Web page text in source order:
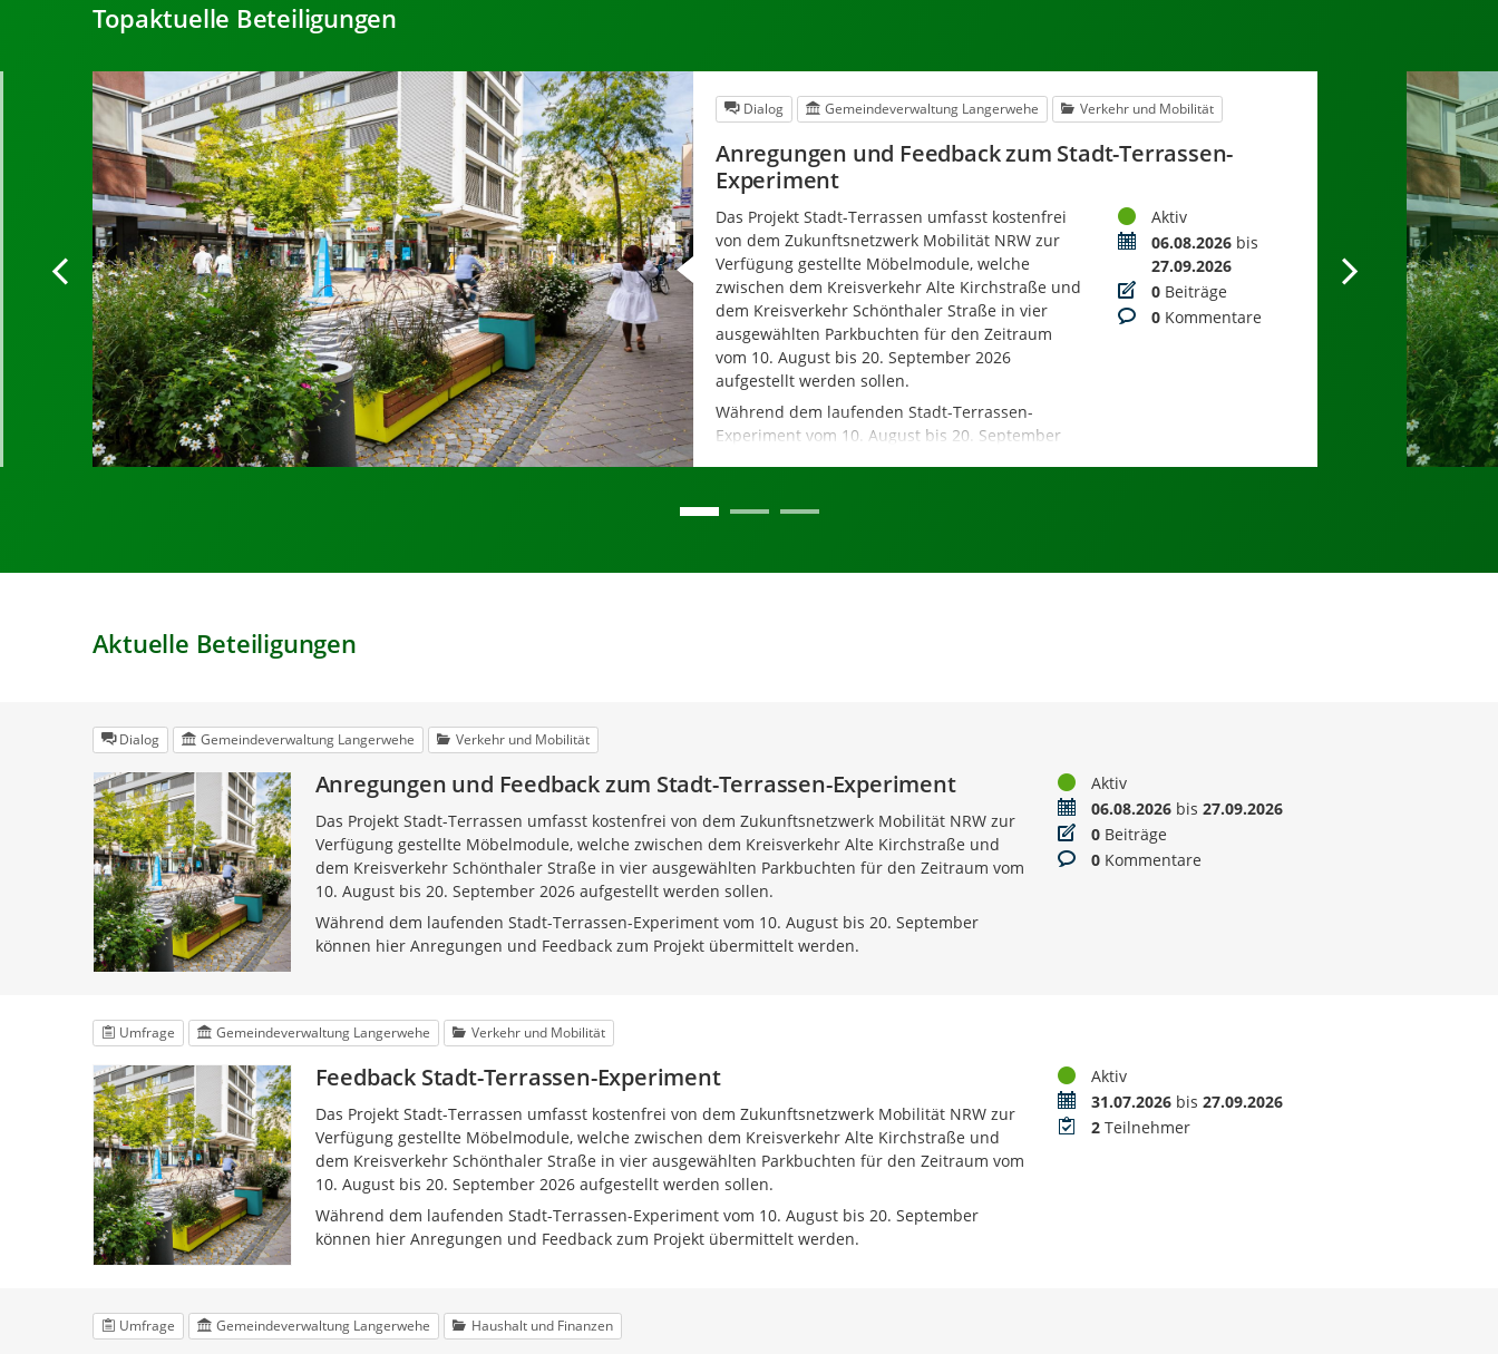
Topaktuelle Beteiligungen
Dialog Gemeindeverwaltung Langerwehe Verkehr und Mobilität
Anregungen und Feedback zum Stadt-Terrassen-
Experiment
Das Projekt Stadt-Terrassen umfasst kostenfrei
von dem Zukunftsnetzwerk Mobilität NRW zur
Verfügung gestellte Möbelmodule, welche
zwischen dem Kreisverkehr Alte Kirchstraße und
dem Kreisverkehr Schönthaler Straße in vier
ausgewählten Parkbuchten für den Zeitraum
vom 10. August bis 20. September 2026
aufgestellt werden sollen.
Während dem laufenden Stadt-Terrassen-
Experiment vom 10. August bis 20. September
StatusAktiv
Zeitraum06.08.2026bis
27.09.2026
Beiträge
0Beiträge
Kommentare
0Kommentare
Aktuelle Beteiligungen
Dialog Gemeindeverwaltung Langerwehe Verkehr und Mobilität
Anregungen und Feedback zum Stadt-Terrassen-Experiment
Das Projekt Stadt-Terrassen umfasst kostenfrei von dem Zukunftsnetzwerk Mobilität NRW zur
Verfügung gestellte Möbelmodule, welche zwischen dem Kreisverkehr Alte Kirchstraße und
dem Kreisverkehr Schönthaler Straße in vier ausgewählten Parkbuchten für den Zeitraum vom
10. August bis 20. September 2026 aufgestellt werden sollen.
Während dem laufenden Stadt-Terrassen-Experiment vom 10. August bis 20. September
können hier Anregungen und Feedback zum Projekt übermittelt werden.
StatusAktiv
Zeitraum06.08.2026 bis27.09.2026
Beiträge
0 Beiträge
Kommentare
0 Kommentare
Umfrage Gemeindeverwaltung Langerwehe Verkehr und Mobilität
Feedback Stadt-Terrassen-Experiment
Das Projekt Stadt-Terrassen umfasst kostenfrei von dem Zukunftsnetzwerk Mobilität NRW zur
Verfügung gestellte Möbelmodule, welche zwischen dem Kreisverkehr Alte Kirchstraße und
dem Kreisverkehr Schönthaler Straße in vier ausgewählten Parkbuchten für den Zeitraum vom
10. August bis 20. September 2026 aufgestellt werden sollen.
Während dem laufenden Stadt-Terrassen-Experiment vom 10. August bis 20. September
können hier Anregungen und Feedback zum Projekt übermittelt werden.
StatusAktiv
Zeitraum31.07.2026 bis27.09.2026
Teilnehmer
2 Teilnehmer
Umfrage Gemeindeverwaltung Langerwehe Haushalt und Finanzen